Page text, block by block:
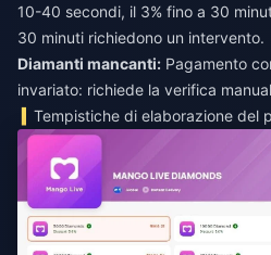
10-40 secondi, il 3% fino a 30
30 minuti richiedono un intervento.
Diamanti mancanti: Pagamento
invariato: richiede la verifica
Tempistiche di elaborazione del